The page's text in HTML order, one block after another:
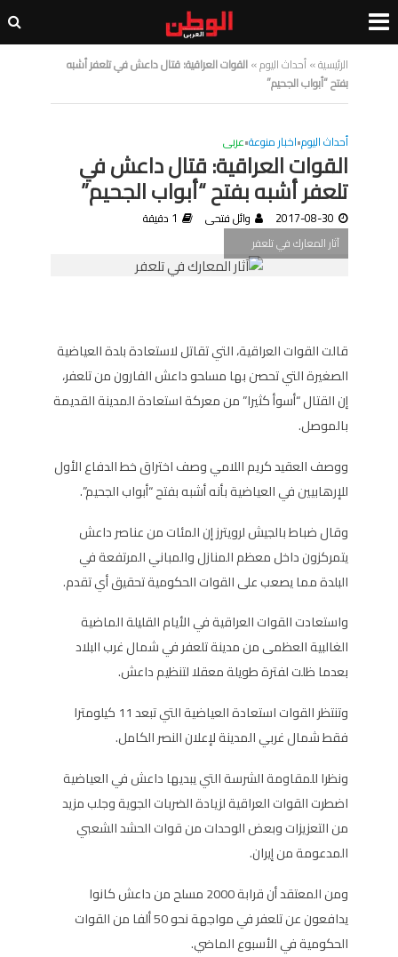
الرئيسية»أحداث اليوم»القوات العراقية: قتال داعش في تلعفر أشبه
بفتح “أبواب الجحيم”
أحداث اليوم•اخبار منوعة•عربى
القوات العراقية: قتال داعش في
تلعفر أشبه بفتح “أبواب الجحيم”
2017-08-30 وائل فتحى
1 دقيقة
آثار المعارك في تلعفر
قالت القوات العراقية، التي تقاتل لاستعادة بلدة العياضية
الصغيرة التي تحصن بها مسلحو داعش الفارون من تلعفر،
إن القتال “أسوأ كثيرا” من معركة استعادة المدينة القديمة
بالموصل.
ووصف العقيد كريم اللامي وصف اختراق خط الدفاع الأول
للإرهابيين في العياضية بأنه أشبه بفتح “أبواب الجحيم”.
وقال ضباط بالجيش لرويترز إن المئات من عناصر داعش
يتمركزون داخل معظم المنازل والمباني المرتفعة في
البلدة مما يصعب على القوات الحكومية تحقيق أي تقدم.
واستعادت القوات العراقية في الأيام القليلة الماضية
الغالبية العظمى من مدينة تلعفر في شمال غرب البلاد
بعدما ظلت لفترة طويلة معقلا لتنظيم داعش.
وتنتظر القوات استعادة العياضية التي تبعد 11 كيلومترا
فقط شمال غربي المدينة لإعلان النصر الكامل.
ونظرا للمقاومة الشرسة التي يبديها داعش في العياضية
اضطرت القوات العراقية لزيادة الضربات الجوية وجلب مزيد
من التعزيزات وبعض الوحدات من قوات الحشد الشعبي
المدعومة من إيران.
ومن المعتقد أن قرابة 2000 مسلح من داعش كانوا
يدافعون عن تلعفر في مواجهة نحو 50 ألفا من القوات
الحكومية في الأسبوع الماضي.